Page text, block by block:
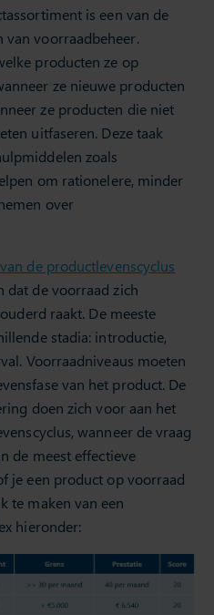
is een van de
van voorraadbeheer.
producten ze op
ze nieuwe producten
ze producten die niet
uitfaseren. Deze taak
zoals
om rationelere, minder
over
de productlevenscyclus
dat de voorraad zich
raakt. De meeste
stadia: introductie,
Voorraadniveaus moeten
van het product. De
doen zich voor aan het
wanneer de vraag
de meest effectieve
je een product op voorraad
te maken van een
hieronder: